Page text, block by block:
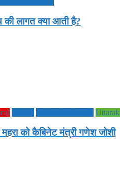
की लागत क्या आती है?
महरा को कैबिनेट मंत्री गणेश जोशी